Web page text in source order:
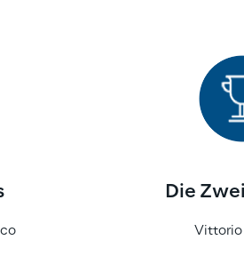
Die
Vittorio